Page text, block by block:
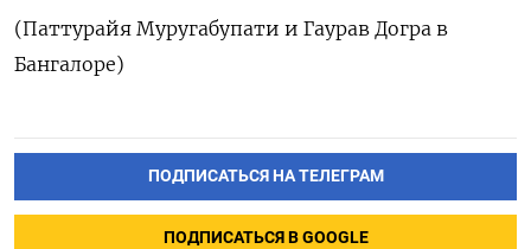
(Паттурайя Муругабупати и Гаурав Догра в
Бангалоре)
ПОДПИСАТЬСЯ НА ТЕЛЕГРАМ
ПОДПИСАТЬСЯ В GOOGLE